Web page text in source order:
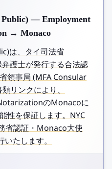
— Employment
→ Monaco
は、タイ司法省
護士が発行する合法認
領事局 (MFA Consular
リンクにより、
のMonacoに
性を保証します。NYC
省認証・Monaco大使
いたします。